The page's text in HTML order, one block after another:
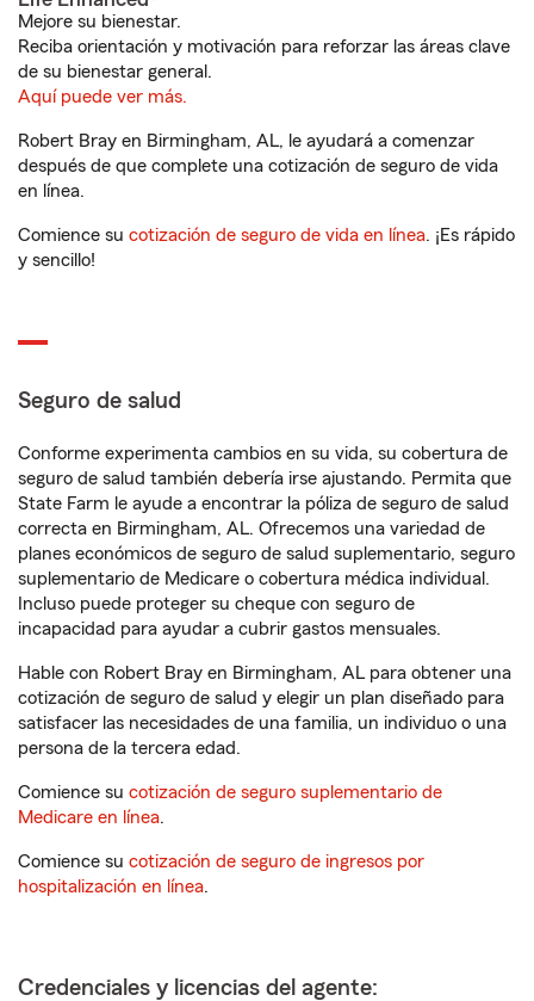
Mejore su bienestar.
Reciba orientación y motivación para reforzar las áreas clave
de su bienestar general.
Aquí puede ver más.
Robert Bray en Birmingham, AL, le ayudará a comenzar
después de que complete una cotización de seguro de vida
en línea.
Comience su cotización de seguro de vida en línea. ¡Es rápido
y sencillo!
Seguro de salud
Conforme experimenta cambios en su vida, su cobertura de
seguro de salud también debería irse ajustando. Permita que
State Farm le ayude a encontrar la póliza de seguro de salud
correcta en Birmingham, AL. Ofrecemos una variedad de
planes económicos de seguro de salud suplementario, seguro
suplementario de Medicare o cobertura médica individual.
Incluso puede proteger su cheque con seguro de
incapacidad para ayudar a cubrir gastos mensuales.
Hable con Robert Bray en Birmingham, AL para obtener una
cotización de seguro de salud y elegir un plan diseñado para
satisfacer las necesidades de una familia, un individuo o una
persona de la tercera edad.
Comience su cotización de seguro suplementario de
Medicare en línea.
Comience su cotización de seguro de ingresos por
hospitalización en línea.
Credenciales y licencias del agente: